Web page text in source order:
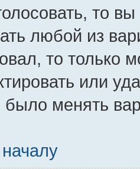
то
любой из
то только
или
было менять